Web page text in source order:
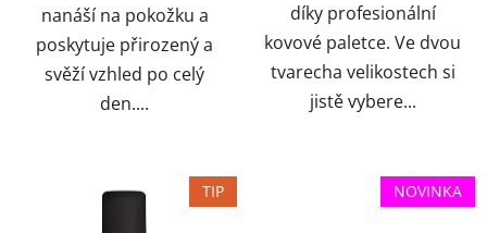
nanáší na pokožku a
poskytuje přirozený a
svěží vzhled po celý
den....
díky profesionální
kovové paletce. Ve dvou
tvarecha velikostech si
jistě vybere...
TIP NOVINKA